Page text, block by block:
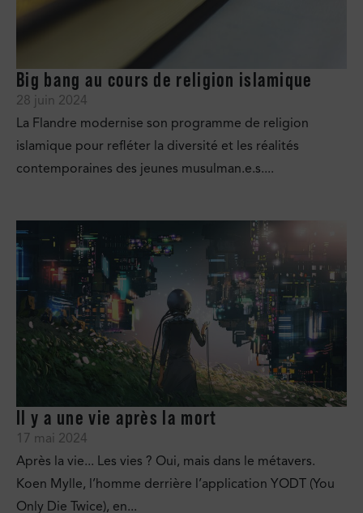
Big bang au cours de religion islamique
28 juin 2024
La Flandre modernise son programme de religion
islamique pour refléter la diversité et les réalités
contemporaines des jeunes musulman.e.s....
Il y a une vie après la mort
17 mai 2024
Après la vie... Les vies ? Oui, mais dans le métavers.
Koen Mylle, l’homme derrière l’application YODT (You
Only Die Twice), en...